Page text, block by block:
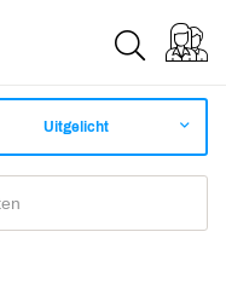
Uitgelicht